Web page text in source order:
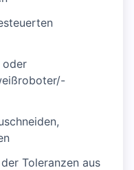
oder
Toleranzen aus